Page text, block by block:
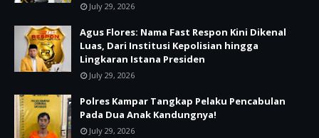
July 29, 2026
Agus Flores: Nama Fast Respon Kini Dikenal
Luas, Dari Institusi Kepolisian hingga
Lingkaran Istana Presiden
July 29, 2026
Polres Kampar Tangkap Pelaku Pencabulan
Pada Dua Anak Kandungnya!
July 29, 2026